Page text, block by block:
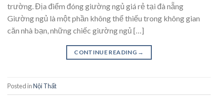
trường. Địa điểm đóng giường ngủ giá rẻ tại đà nẵng
Giường ngủ là một phần không thể thiếu trong không gian
căn nhà bạn, những chiếc giường ngủ […]
CONTINUE READING →
Posted inNội Thất